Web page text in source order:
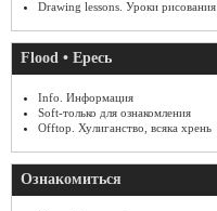
Drawing lessons. Уроки рисования
Flood • Ересь
Info. Информация
Soft-только для ознакомления
Offtop. Хулиганство, всяка хрень
Ознакомиться